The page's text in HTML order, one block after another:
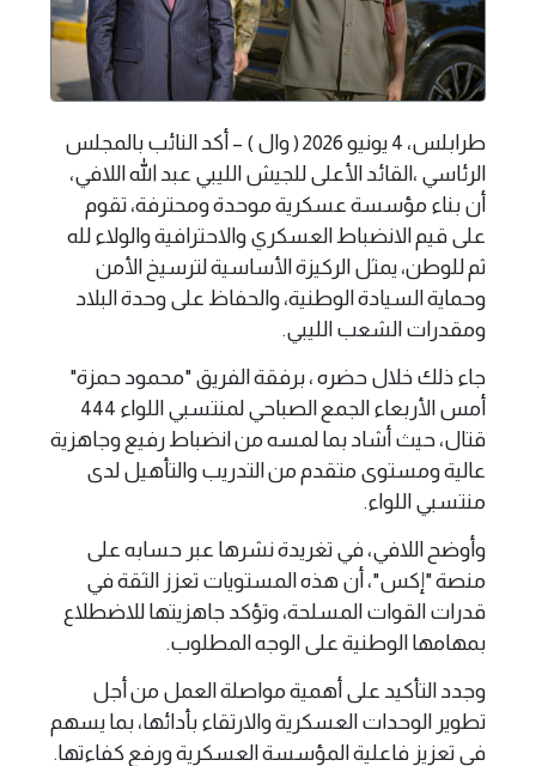
طرابلس، 4 يونيو 2026 ( وال ) – أكد النائب بالمجلس
الرئاسي ،القائد الأعلى للجيش الليبي عبد الله اللافي،
أن بناء مؤسسة عسكرية موحدة ومحترفة، تقوم
على قيم الانضباط العسكري والاحترافية والولاء لله
ثم للوطن، يمثل الركيزة الأساسية لترسيخ الأمن
وحماية السيادة الوطنية، والحفاظ على وحدة البلاد
ومقدرات الشعب الليبي.
جاء ذلك خلال حضره ، برفقة الفريق "محمود حمزة"
أمس الأربعاء الجمع الصباحي لمنتسبي اللواء 444
قتال، حيث أشاد بما لمسه من انضباط رفيع وجاهزية
عالية ومستوى متقدم من التدريب والتأهيل لدى
منتسبي اللواء.
وأوضح اللافي، في تغريدة نشرها عبر حسابه على
منصة "إكس"، أن هذه المستويات تعزز الثقة في
قدرات القوات المسلحة، وتؤكد جاهزيتها للاضطلاع
بمهامها الوطنية على الوجه المطلوب.
وجدد التأكيد على أهمية مواصلة العمل من أجل
تطوير الوحدات العسكرية والارتقاء بأدائها، بما يسهم
في تعزيز فاعلية المؤسسة العسكرية ورفع كفاءتها.